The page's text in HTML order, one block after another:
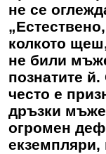
не се
колкото
не били
познатите
често е
дръзки
огромен